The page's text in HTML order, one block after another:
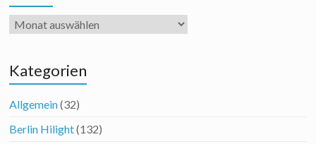
Archiv
Kategorien
Allgemein(32)
Berlin Hilight(132)